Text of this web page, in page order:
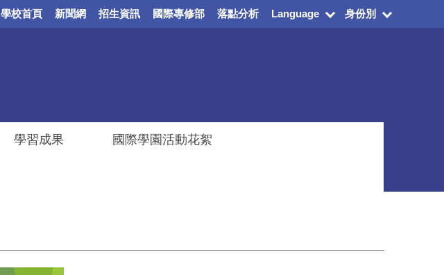
學校首頁 新聞網 招生資訊 國際專修部 落點分析 Language 身份別
學習成果 國際學園活動花絮